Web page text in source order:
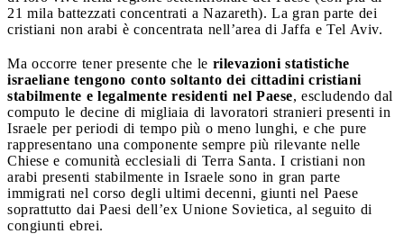
21 mila battezzati concentrati a Nazareth). La gran parte dei
cristiani non arabi è concentrata nell’area di Jaffa e Tel Aviv.
Ma occorre tener presente che le rilevazioni statistiche
israeliane tengono conto soltanto dei cittadini cristiani
stabilmente e legalmente residenti nel Paese, escludendo dal
computo le decine di migliaia di lavoratori stranieri presenti in
Israele per periodi di tempo più o meno lunghi, e che pure
rappresentano una componente sempre più rilevante nelle
Chiese e comunità ecclesiali di Terra Santa. I cristiani non
arabi presenti stabilmente in Israele sono in gran parte
immigrati nel corso degli ultimi decenni, giunti nel Paese
soprattutto dai Paesi dell’ex Unione Sovietica, al seguito di
congiunti ebrei.